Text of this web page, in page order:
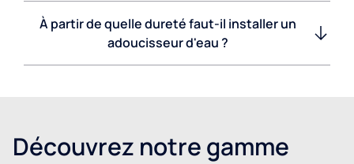
À partir de quelle dureté faut-il installer un
adoucisseur d'eau ?
Découvrez notre gamme